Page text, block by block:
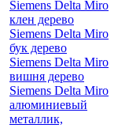
Siemens Delta Miro
клен дерево
Siemens Delta Miro
бук дерево
Siemens Delta Miro
вишня дерево
Siemens Delta Miro
алюминиевый
металлик,